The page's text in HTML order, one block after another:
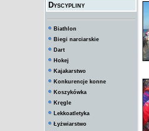
Dyscypliny
Biathlon
Biegi narciarskie
Dart
Hokej
Kajakarstwo
Konkurencje konne
Koszykówka
Kręgle
Lekkoatletyka
Łyżwiarstwo